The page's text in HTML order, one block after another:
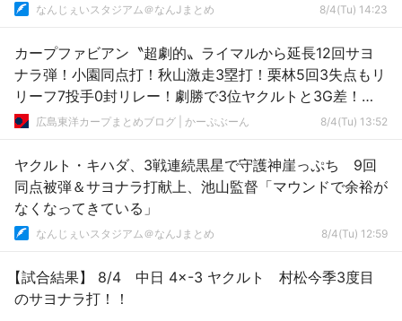
なんじぇいスタジアム＠なんJまとめ 8/4(Tu) 14:23
カープファビアン〝超劇的〟ライマルから延長12回サヨ
ナラ弾！小園同点打！秋山激走3塁打！栗林5回3失点もリ
リーフ7投手0封リレー！劇勝で3位ヤクルトと3G差！
【広島4x-3巨人/試合結果】
広島東洋カープまとめブログ | かーぷぶーん 8/4(Tu) 13:52
ヤクルト・キハダ、3戦連続黒星で守護神崖っぷち 9回
同点被弾＆サヨナラ打献上、池山監督「マウンドで余裕が
なくなってきている」
なんじぇいスタジアム＠なんJまとめ 8/4(Tu) 12:59
【試合結果】 8/4 中日 4×-3 ヤクルト 村松今季3度目
のサヨナラ打！！